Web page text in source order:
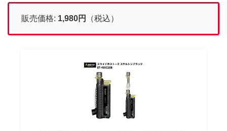
販売価格: 1,980円 （税込）